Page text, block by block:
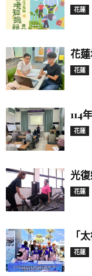
花蓮
花
花蓮
114
花蓮
光
花蓮
「
花蓮